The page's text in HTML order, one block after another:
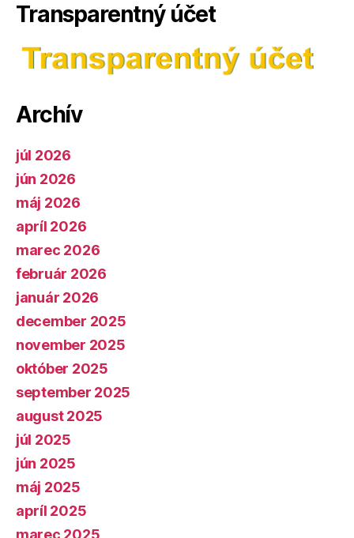
Transparentný účet
Archív
júl 2026
jún 2026
máj 2026
apríl 2026
marec 2026
február 2026
január 2026
december 2025
november 2025
október 2025
september 2025
august 2025
júl 2025
jún 2025
máj 2025
apríl 2025
marec 2025